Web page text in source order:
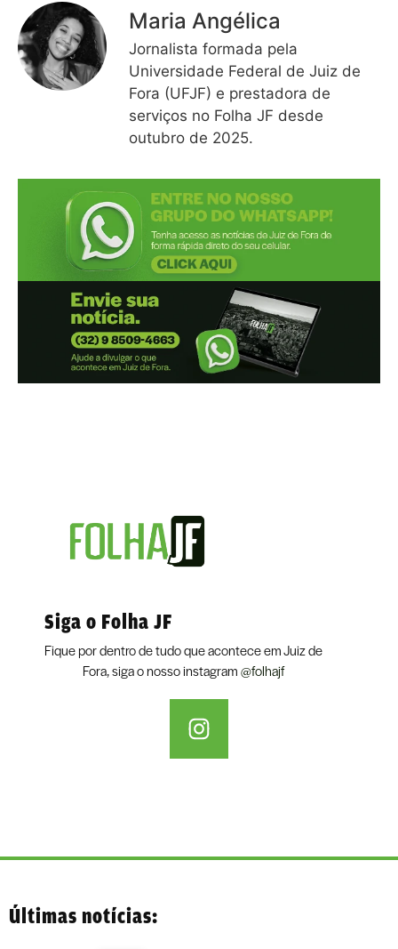
Maria Angélica
Jornalista formada pela
Universidade Federal de Juiz de
Fora (UFJF) e prestadora de
serviços no Folha JF desde
outubro de 2025.
Siga o Folha JF
Fique por dentro de tudo que acontece em Juiz de
Fora, siga o nosso instagram@folhajf
Últimas notícias: